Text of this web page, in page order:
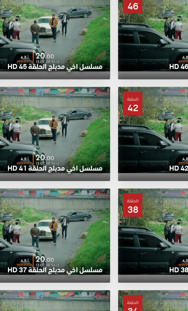
46
مسلسل اخي مدبلج الحلقة 45 HD
الحلقة
42
مسلسل اخي مدبلج الحلقة 41 HD
الحلقة
38
مسلسل اخي مدبلج الحلقة 37 HD
الحلقة